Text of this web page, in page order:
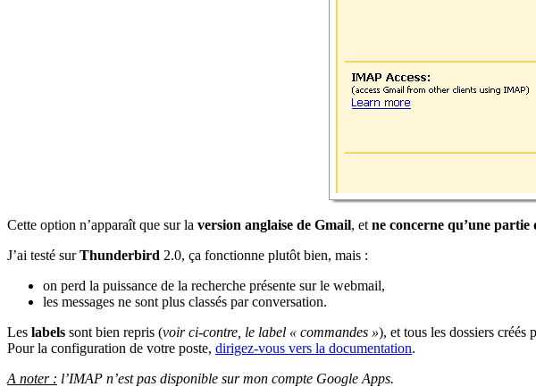
Cette option n’apparaît que sur la version anglaise de Gmail, et ne concerne qu’une partie
J’ai testé surThunderbird 2.0, ça fonctionne plutôt bien, mais :
on perd la puissance de la recherche présente sur le webmail,
les messages ne sont plus classés par conversation.
Les labels sont bien repris (voir ci-contre, le label « commandes »), et tous les dossiers créés
Pour la configuration de votre poste, dirigez-vous vers la documentation.
A noter : l’IMAP n’est pas disponible sur mon compte Google Apps.